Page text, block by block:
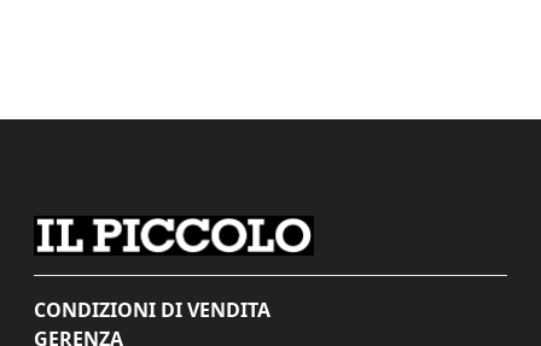
CONDIZIONI DI VENDITA
GERENZA